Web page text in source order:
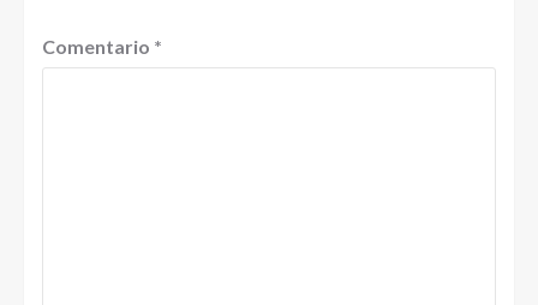
Comentario *